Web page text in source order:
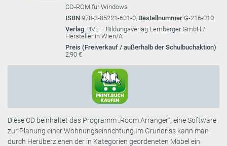
CD-ROM für Windows
ISBN 978-3-85221-601-0, Bestellnummer G-216-010
Verlag: BVL – Bildungsverlag Lemberger GmbH /
Hersteller in Wien/A
Preis (Freiverkauf / außerhalb der Schulbuchaktion):
2,90 €
Diese CD beinhaltet das Programm „Room Arranger“, eine Software
zur Planung einer Wohnungseinrichtung.Im Grundriss kann man
durch Herüberziehen der in Kategorien geordeneten Möbel ein